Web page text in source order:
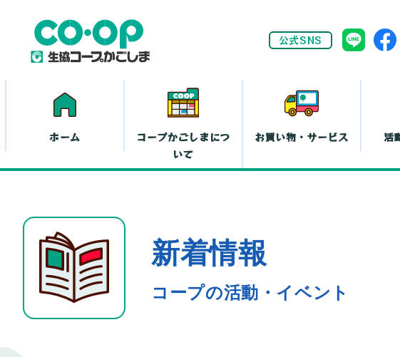
公式SNS
ホーム
コープかごしまにつ
いて
お買い物・サービス 活
家計(お金)に
まつわる活動
新着情報
コープの活動・イベント